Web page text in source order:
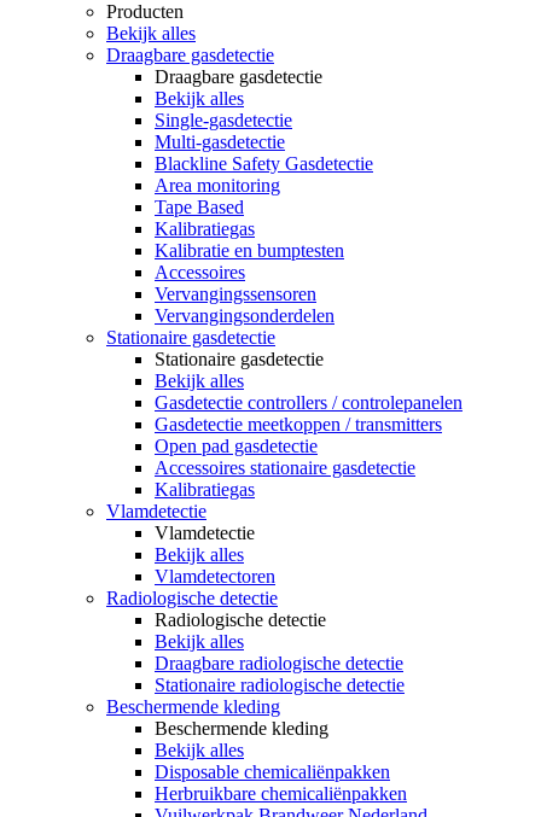
Producten
Bekijk alles
Draagbare gasdetectie
Draagbare gasdetectie
Bekijk alles
Single-gasdetectie
Multi-gasdetectie
Blackline Safety Gasdetectie
Area monitoring
Tape Based
Kalibratiegas
Kalibratie en bumptesten
Accessoires
Vervangingssensoren
Vervangingsonderdelen
Stationaire gasdetectie
Stationaire gasdetectie
Bekijk alles
Gasdetectie controllers / controlepanelen
Gasdetectie meetkoppen / transmitters
Open pad gasdetectie
Accessoires stationaire gasdetectie
Kalibratiegas
Vlamdetectie
Vlamdetectie
Bekijk alles
Vlamdetectoren
Radiologische detectie
Radiologische detectie
Bekijk alles
Draagbare radiologische detectie
Stationaire radiologische detectie
Beschermende kleding
Beschermende kleding
Bekijk alles
Disposable chemicaliënpakken
Herbruikbare chemicaliënpakken